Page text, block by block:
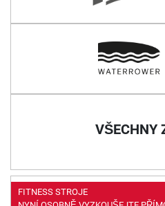
VŠECHNY
FITNESS STROJE